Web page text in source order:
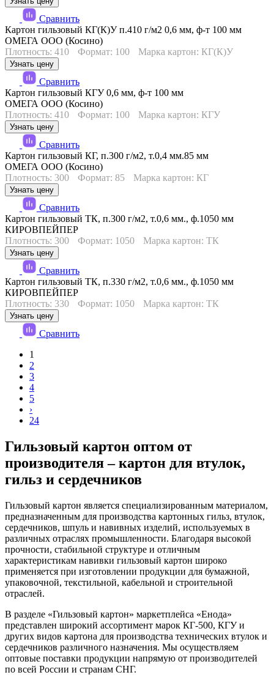
Сравнить
Картон гильзовый КГ(К)У п.410 г/м2 0,6 мм, ф-т 100 мм
ОМЕГА ООО (Косино)
Плотность: 410
Формат: 100 Марка картон: КГ(К)У
Узнать цену
Сравнить
Картон гильзовый КГУ 0,6 мм, ф-т 100 мм
ОМЕГА ООО (Косино)
Плотность: 410
Формат: 100 Марка картон: КГУ
Узнать цену
Сравнить
Картон гильзовый КГ, п.300 г/м2, т.0,4 мм.85 мм
ОМЕГА ООО (Косино)
Плотность: 300
Формат: 85 Марка картон: КГ
Узнать цену
Сравнить
Картон гильзовый ТК, п.300 г/м2, т.0,6 мм., ф.1050 мм
КИРОВПЕЙПЕР
Плотность: 300
Формат: 1050 Марка картон: ТК
Узнать цену
Сравнить
Картон гильзовый ТК, п.330 г/м2, т.0,6 мм., ф.1050 мм
КИРОВПЕЙПЕР
Плотность: 330
Формат: 1050 Марка картон: ТК
Узнать цену
Сравнить
1
2
3
4
5
›
24
Гильзовый картон оптом от
производителя – картон для втулок,
гильз и сердечников
Гильзовый картон является специализированным материалом,
предназначенным для производства картонных гильз, втулок,
сердечников, шпуль и навивных изделий, используемых в
различных отраслях промышленности. Благодаря высокой
прочности, стабильной структуре и отличным
характеристикам навивки гильзовый картон широко
применяется при изготовлении продукции для бумажной,
упаковочной, текстильной, кабельной и строительной
отраслей.
В разделе «Гильзовый картон» маркетплейса «Енода»
представлен широкий ассортимент марок КГ-500, КГУ и
других видов картона для производства технических втулок и
сердечников различного назначения. Мы осуществляем
оптовые поставки продукции напрямую от производителей
по всей России и странам СНГ.